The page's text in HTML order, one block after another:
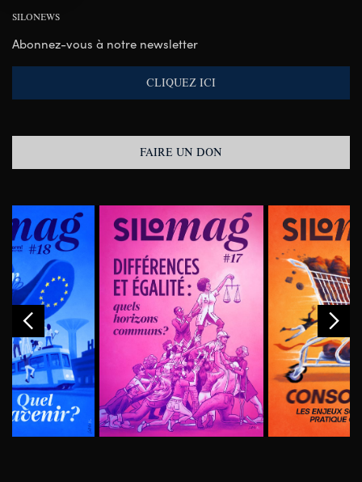
SILONEWS
Abonnez-vous à notre newsletter
CLIQUEZ ICI
FAIRE UN DON